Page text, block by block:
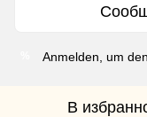
Anmelden, um
В